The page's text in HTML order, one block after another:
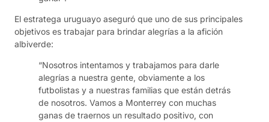
El estratega uruguayo aseguró que uno de sus principales
objetivos es trabajar para brindar alegrías a la afición
albiverde:
“Nosotros intentamos y trabajamos para darle
alegrías a nuestra gente, obviamente a los
futbolistas y a nuestras familias que están detrás
de nosotros. Vamos a Monterrey con muchas
ganas de traernos un resultado positivo, con